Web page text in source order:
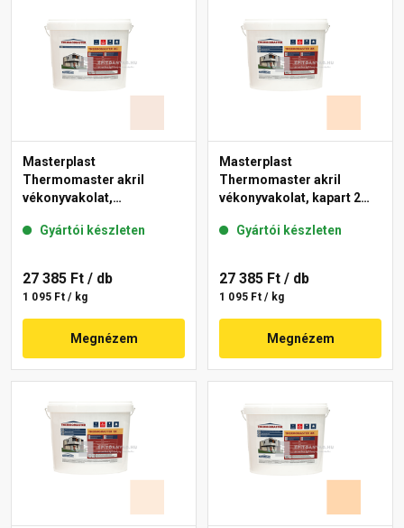
Masterplast
Thermomaster akril
vékonyvakolat,
13-F 25 kg
Gyártói készleten
27 385 Ft / db
1 095 Ft / kg
Megnézem
Masterplast
Thermomaster akril
vékonyvakolat, kapart 2
Gyártói készleten
27 385 Ft / db
1 095 Ft / kg
Megnézem